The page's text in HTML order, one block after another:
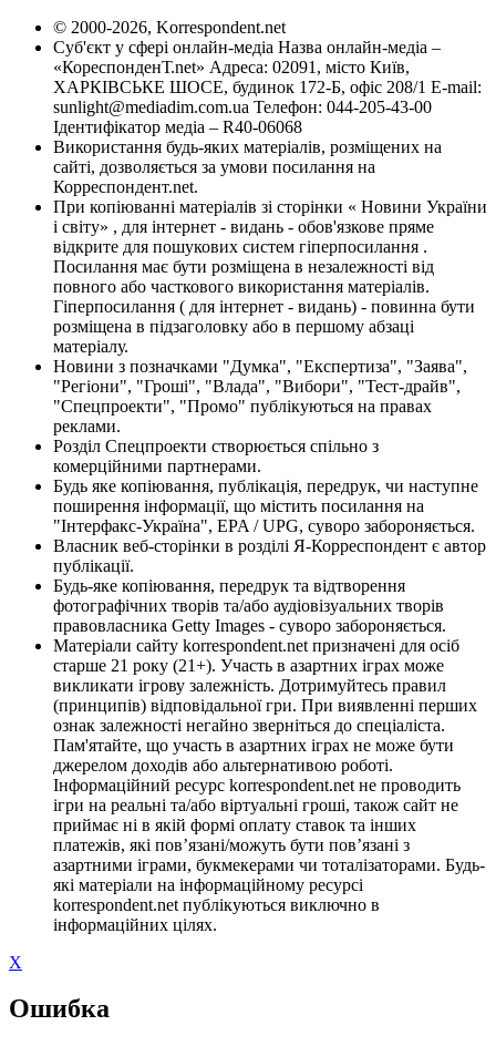
© 2000-2026, Korrespondent.net
Суб'єкт у сфері онлайн-медіа Назва онлайн-медіа –
«КореспонденТ.net» Адреса: 02091, місто Київ,
ХАРКІВСЬКЕ ШОСЕ, будинок 172-Б, офіс 208/1 E-mail:
sunlight@mediadim.com.ua Телефон: 044-205-43-00
Ідентифікатор медіа – R40-06068
Використання будь-яких матеріалів, розміщених на
сайті, дозволяється за умови посилання на
Корреспондент.net.
При копіюванні матеріалів зі сторінки « Новини України
і світу» , для інтернет - видань - обов'язкове пряме
відкрите для пошукових систем гіперпосилання .
Посилання має бути розміщена в незалежності від
повного або часткового використання матеріалів.
Гіперпосилання ( для інтернет - видань) - повинна бути
розміщена в підзаголовку або в першому абзаці
матеріалу.
Новини з позначками "Думка", "Експертиза", "Заява",
"Регіони", "Гроші", "Влада", "Вибори", "Тест-драйв",
"Спецпроекти", "Промо" публікуються на правах
реклами.
Розділ Спецпроекти створюється спільно з
комерційними партнерами.
Будь яке копіювання, публікація, передрук, чи наступне
поширення інформації, що містить посилання на
"Інтерфакс-Україна", EPA / UPG, суворо забороняється.
Власник веб-сторінки в розділі Я-Корреспондент є автор
публікації.
Будь-яке копіювання, передрук та відтворення
фотографічних творів та/або аудіовізуальних творів
правовласника Getty Images - суворо забороняється.
Матеріали сайту korrespondent.net призначені для осіб
старше 21 року (21+). Участь в азартних іграх може
викликати ігрову залежність. Дотримуйтесь правил
(принципів) відповідальної гри. При виявленні перших
ознак залежності негайно зверніться до спеціаліста.
Пам'ятайте, що участь в азартних іграх не може бути
джерелом доходів або альтернативою роботі.
Інформаційний ресурс korrespondent.net не проводить
ігри на реальні та/або віртуальні гроші, також сайт не
приймає ні в якій формі оплату ставок та інших
платежів, які пов’язані/можуть бути пов’язані з
азартними іграми, букмекерами чи тоталізаторами. Будь-
які матеріали на інформаційному ресурсі
korrespondent.net публікуються виключно в
інформаційних цілях.
X
Ошибка